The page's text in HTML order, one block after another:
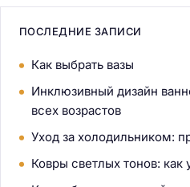
ПОСЛЕДНИЕ ЗАПИСИ
Как выбрать вазы
Инклюзивный дизайн
всех возрастов
Уход за холодильником:
Ковры светлых тонов: как